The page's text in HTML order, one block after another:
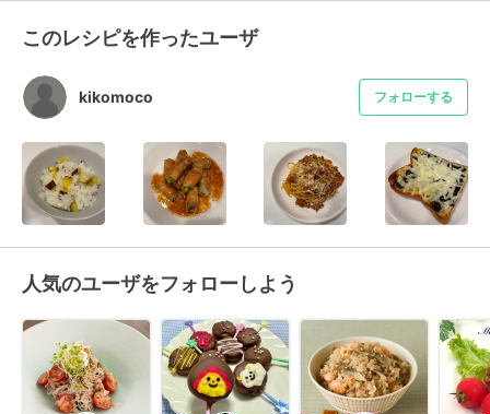
このレシピを作ったユーザ
kikomoco フォローする
人気のユーザをフォローしよう